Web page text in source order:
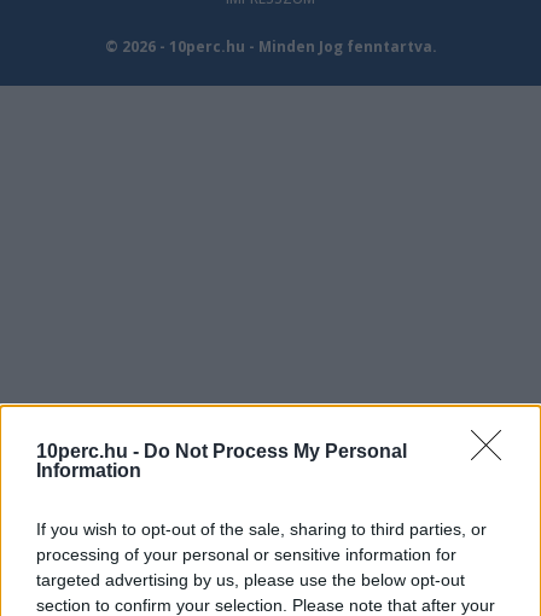
10perc.hu - Do Not Process My Personal
Information
If you wish to opt-out of the sale, sharing to third parties, or
processing of your personal or sensitive information for
targeted advertising by us, please use the below opt-out
section to confirm your selection. Please note that after your
© 2026 - 10perc.hu - Minden Jog fenntartva.